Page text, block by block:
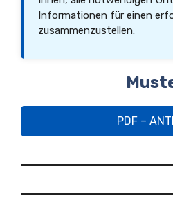
Informationen für einen
zusammenzustellen.
PDF –